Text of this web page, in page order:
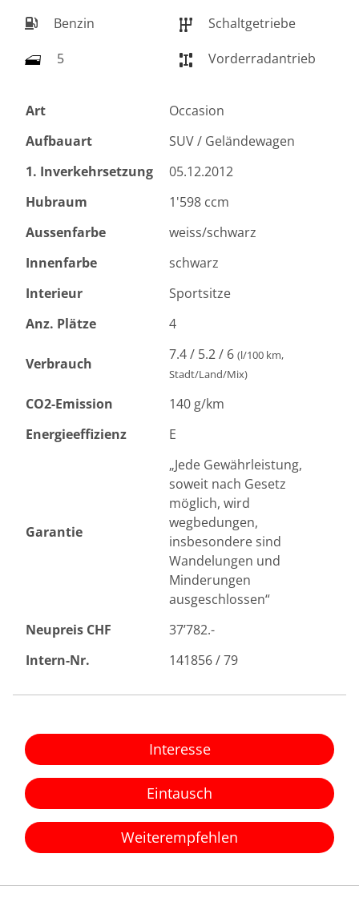
Benzin
Schaltgetriebe
5
Vorderradantrieb
Art
Occasion
Aufbauart
SUV / Geländewagen
1. Inverkehrsetzung
05.12.2012
Hubraum
1'598 ccm
Aussenfarbe
weiss/schwarz
Innenfarbe
schwarz
Interieur
Sportsitze
Anz. Plätze
4
Verbrauch
7.4 / 5.2 / 6 (l/100 km,
Stadt/Land/Mix)
CO2-Emission
140 g/km
Energieeffizienz
E
Garantie
„Jede Gewährleistung,
soweit nach Gesetz
möglich, wird
wegbedungen,
insbesondere sind
Wandelungen und
Minderungen
ausgeschlossen“
Neupreis CHF
37’782.-
Intern-Nr.
141856 / 79
Interesse
Eintausch
Weiterempfehlen